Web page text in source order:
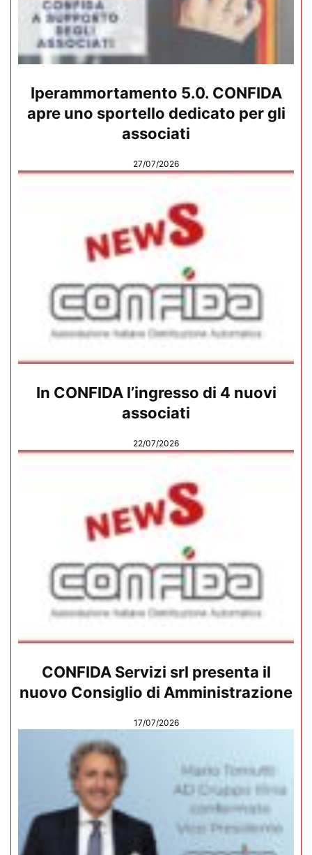
Iperammortamento 5.0. CONFIDA
apre uno sportello dedicato per gli
associati
27/07/2026
In CONFIDA l’ingresso di 4 nuovi
associati
22/07/2026
CONFIDA Servizi srl presenta il
nuovo Consiglio di Amministrazione
17/07/2026